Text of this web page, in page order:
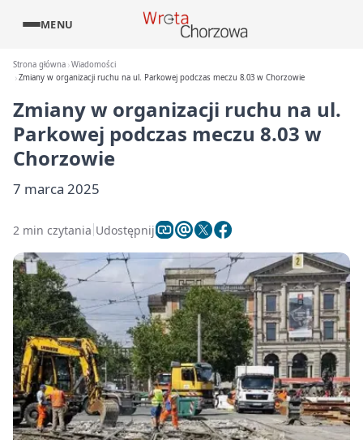
MENU
Strona główna Wiadomości
Zmiany w organizacji ruchu na ul. Parkowej podczas meczu 8.03 w Chorzowie
Zmiany w organizacji ruchu na ul.
Parkowej podczas meczu 8.03 w
Chorzowie
7 marca 2025
2 min czytania Udostępnij